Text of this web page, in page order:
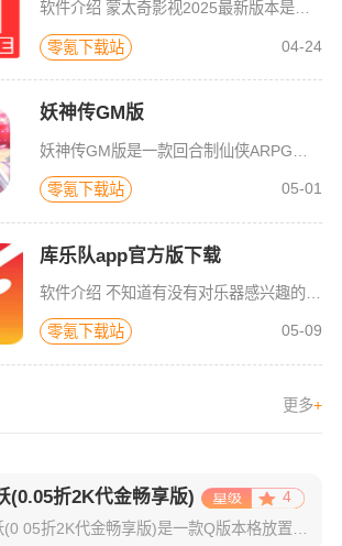
软件介绍 蒙太奇影视2025最新版本是一款全面升级的追剧看片软件。它整合了好多不同平台的影视资源，让我们不
零氪下载站 04-24
妖神传GM版
零氪下载站 05-01
库乐队app官方版下载
软件介绍 不知道有没有对乐器感兴趣的小伙伴呢，毕竟买一把好一点的吉他，都是比较贵的，这次小编给大家带来了，
零氪下载站 05-09
更多+
(0.05折2K代金畅享版)
4
猎妖(0 05折2K代金畅享版)是一款Q版本格放置玩法手游，既有乐趣推图，挂机后也有丰厚收益，轻松放置，佛系游戏；多位不同职业和技能的英雄登场，组建和培养阵容有一定策略性；有多种偏单机的玩法，探索迷宫